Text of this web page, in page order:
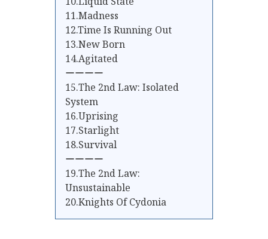
11.Madness
12.Time Is Running Out
13.New Born
14.Agitated
ーーーー
15.The 2nd Law: Isolated
System
16.Uprising
17.Starlight
18.Survival
ーーーー
19.The 2nd Law:
Unsustainable
20.Knights Of Cydonia